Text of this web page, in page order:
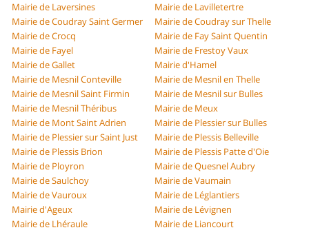
Mairie de Laversines
Mairie de Lavilletertre
Mairie de Coudray Saint Germer
Mairie de Coudray sur Thelle
Mairie de Crocq
Mairie de Fay Saint Quentin
Mairie de Fayel
Mairie de Frestoy Vaux
Mairie de Gallet
Mairie d'Hamel
Mairie de Mesnil Conteville
Mairie de Mesnil en Thelle
Mairie de Mesnil Saint Firmin
Mairie de Mesnil sur Bulles
Mairie de Mesnil Théribus
Mairie de Meux
Mairie de Mont Saint Adrien
Mairie de Plessier sur Bulles
Mairie de Plessier sur Saint Just
Mairie de Plessis Belleville
Mairie de Plessis Brion
Mairie de Plessis Patte d'Oie
Mairie de Ployron
Mairie de Quesnel Aubry
Mairie de Saulchoy
Mairie de Vaumain
Mairie de Vauroux
Mairie de Léglantiers
Mairie d'Ageux
Mairie de Lévignen
Mairie de Lhéraule
Mairie de Liancourt